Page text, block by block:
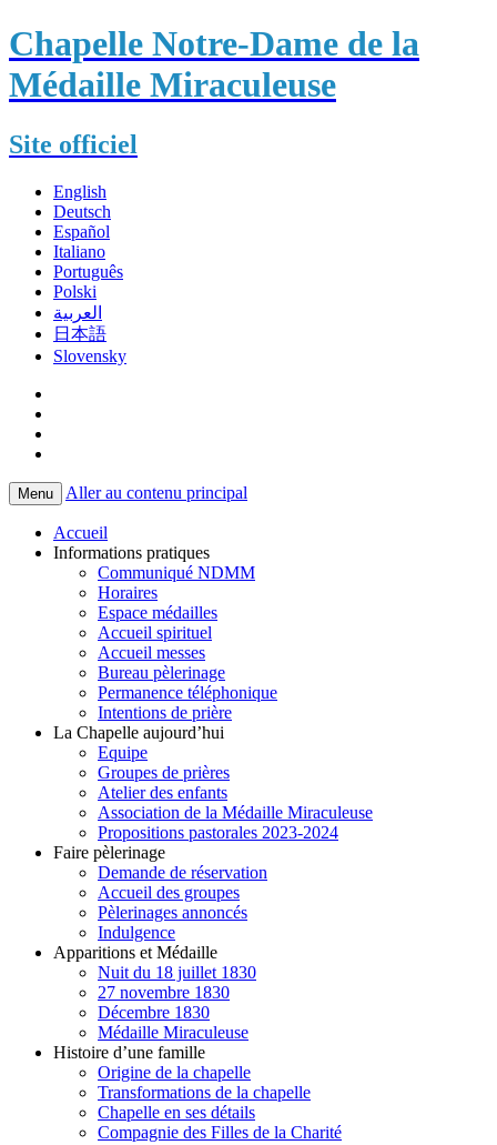
Chapelle Notre-Dame de la
Médaille Miraculeuse
Site officiel
English
Deutsch
Español
Italiano
Português
Polski
العربية
日本語
Slovensky
Menu Aller au contenu principal
Accueil
Informations pratiques
Communiqué NDMM
Horaires
Espace médailles
Accueil spirituel
Accueil messes
Bureau pèlerinage
Permanence téléphonique
Intentions de prière
La Chapelle aujourd’hui
Equipe
Groupes de prières
Atelier des enfants
Association de la Médaille Miraculeuse
Propositions pastorales 2023-2024
Faire pèlerinage
Demande de réservation
Accueil des groupes
Pèlerinages annoncés
Indulgence
Apparitions et Médaille
Nuit du 18 juillet 1830
27 novembre 1830
Décembre 1830
Médaille Miraculeuse
Histoire d’une famille
Origine de la chapelle
Transformations de la chapelle
Chapelle en ses détails
Compagnie des Filles de la Charité